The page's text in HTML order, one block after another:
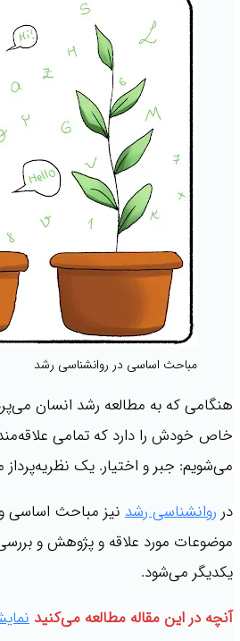
مباحث اساسی در روانشناسی رشد
هنگامی که به مطالعه رشد انسان
خاص خودش را دارد که تمامی
می‌شویم: جبر و اختیار. یک
در روانشناسی رشد نیز مباحث اساسی و
موضوعات مورد علاقه و پژوهش و
یکدیگر می‌شود.
آنچه در این مقاله مطالعه می‌کنید